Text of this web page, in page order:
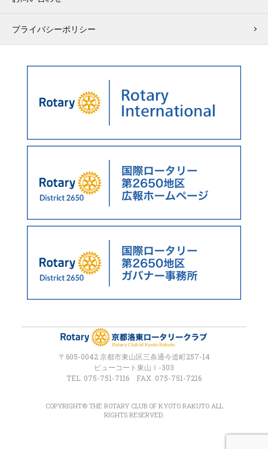
プライバシーポリシー
〒605-0042 京都市東山区三条通今道町257-14
ビューコート東山Ⅰ-303
TEL. 075-751-7116 FAX. 075-751-7216
COPYRIGHT© THE ROTARY CLUB OF KYOTO RAKUTO ALL
RIGHTS RESERVED.